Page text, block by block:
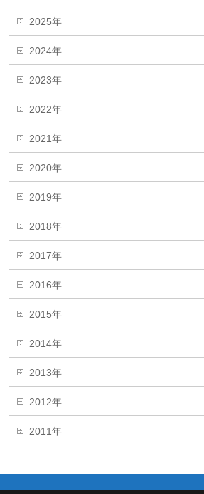
2025年
2024年
2023年
2022年
2021年
2020年
2019年
2018年
2017年
2016年
2015年
2014年
2013年
2012年
2011年